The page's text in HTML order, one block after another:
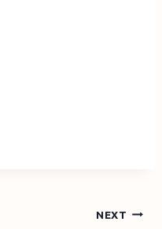
NEXT